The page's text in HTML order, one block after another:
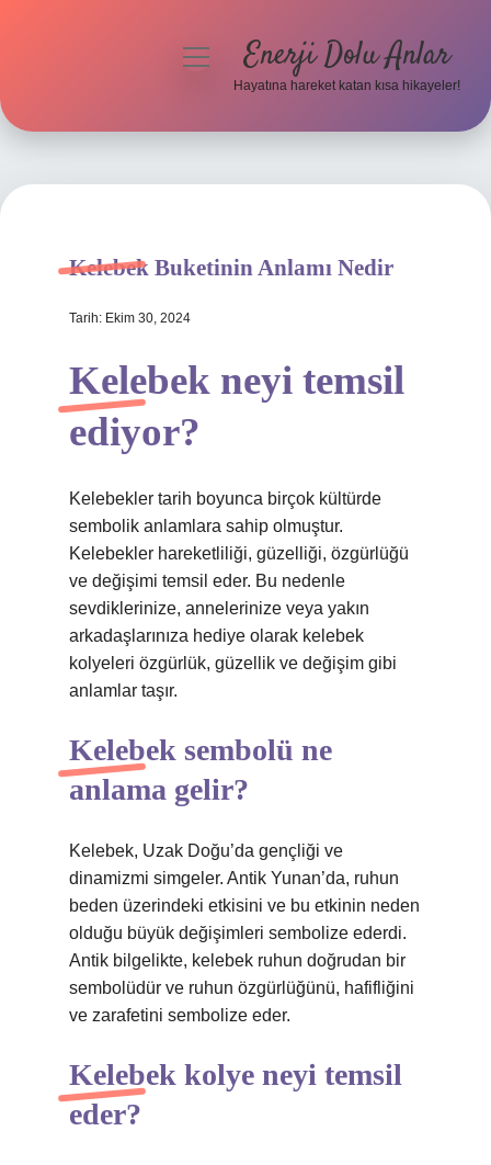
Hakkımızda
menüyüEnerji Dolu Anlar
Hayatına hareket katan kısa hikayeler!
Kelebek Buketinin Anlamı Nedir
Tarih: Ekim 30, 2024
Kelebek neyi temsil
ediyor?
Kelebekler tarih boyunca birçok kültürde
sembolik anlamlara sahip olmuştur.
Kelebekler hareketliliği, güzelliği, özgürlüğü
ve değişimi temsil eder. Bu nedenle
sevdiklerinize, annelerinize veya yakın
arkadaşlarınıza hediye olarak kelebek
kolyeleri özgürlük, güzellik ve değişim gibi
anlamlar taşır.
Kelebek sembolü ne
anlama gelir?
Kelebek, Uzak Doğu’da gençliği ve
dinamizmi simgeler. Antik Yunan’da, ruhun
beden üzerindeki etkisini ve bu etkinin neden
olduğu büyük değişimleri sembolize ederdi.
Antik bilgelikte, kelebek ruhun doğrudan bir
sembolüdür ve ruhun özgürlüğünü, hafifliğini
ve zarafetini sembolize eder.
Kelebek kolye neyi temsil
eder?